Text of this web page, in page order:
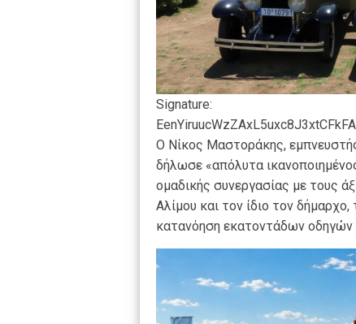
Signature:
Ο Νίκος Μαστοράκης,
δήλωσε «απόλυτα
ομαδικής συνεργασίας με τους
Αλίμου και τον ίδιο τον
κατανόηση εκατοντάδων οδηγών